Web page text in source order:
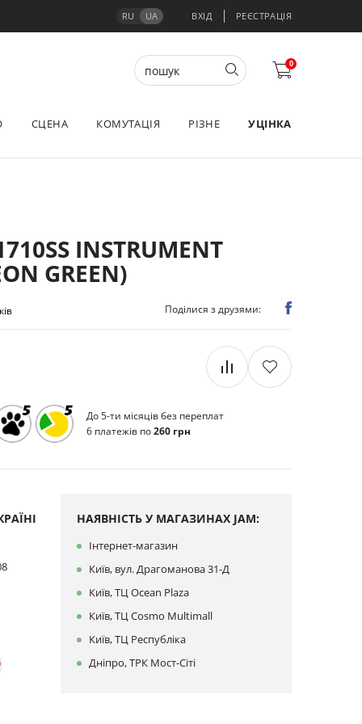
RU UA ВХІД РЕЄСТРАЦІЯ
0
СЦЕНА КОМУТАЦІЯ РІЗНЕ УЦІНКА
INSTRUMENT
GREEN)
Поділися з друзями:
До 5-ти місяців без переплат
6 платежів по260 грн
НАЯВНІСТЬ У МАГАЗИНАХ JAM:
Інтернет-магазин
Київ, вул. Драгоманова 31-Д
Київ, ТЦ Ocean Plaza
Київ, ТЦ Cosmo Multimall
Київ, ТЦ Республіка
Дніпро, ТРК Мост-Сіті